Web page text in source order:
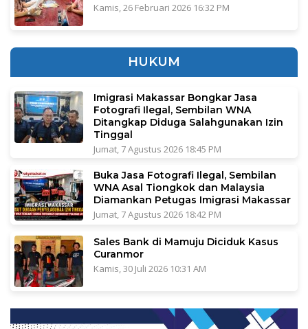
Kamis, 26 Februari 2026 16:32 PM
HUKUM
Imigrasi Makassar Bongkar Jasa
Fotografi Ilegal, Sembilan WNA
Ditangkap Diduga Salahgunakan Izin
Tinggal
Jumat, 7 Agustus 2026 18:45 PM
Buka Jasa Fotografi Ilegal, Sembilan
WNA Asal Tiongkok dan Malaysia
Diamankan Petugas Imigrasi Makassar
Jumat, 7 Agustus 2026 18:42 PM
Sales Bank di Mamuju Diciduk Kasus
Curanmor
Kamis, 30 Juli 2026 10:31 AM